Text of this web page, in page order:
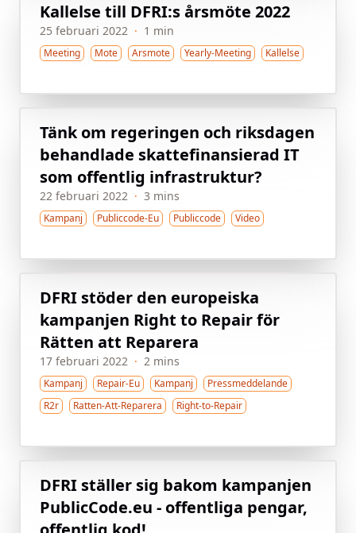
Kallelse till DFRI:s årsmöte 2022
25 februari 2022 · 1 min
Meeting Mote Arsmote Yearly-Meeting Kallelse
Tänk om regeringen och riksdagen
behandlade skattefinansierad IT
som offentlig infrastruktur?
22 februari 2022 · 3 mins
Kampanj Publiccode-Eu Publiccode Video
DFRI stöder den europeiska
kampanjen Right to Repair för
Rätten att Reparera
17 februari 2022 · 2 mins
Kampanj Repair-Eu Kampanj
Pressmeddelande
R2r
Ratten-Att-Reparera Right-to-Repair
DFRI ställer sig bakom kampanjen
PublicCode.eu - offentliga pengar,